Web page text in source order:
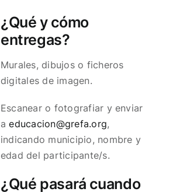
¿Qué y cómo
entregas?
Murales, dibujos o ficheros
digitales de imagen.
Escanear o fotografiar y enviar
aeducacion@grefa.org,
indicando municipio, nombre y
edad del participante/s.
¿Qué pasará cuando